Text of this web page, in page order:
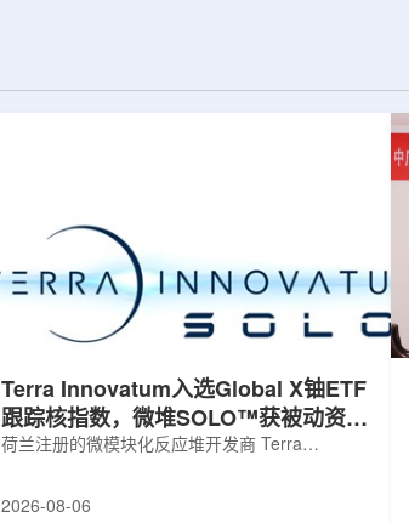
Terra Innovatum入选Global X铀ETF
跟踪核指数，微堆SOLO™获被动资金
曝光
荷兰注册的微模块化反应堆开发商 Terra
2026-08-06